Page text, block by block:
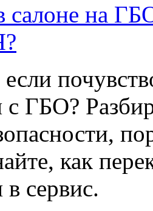
в салоне
с ГБО?
как
сервис.